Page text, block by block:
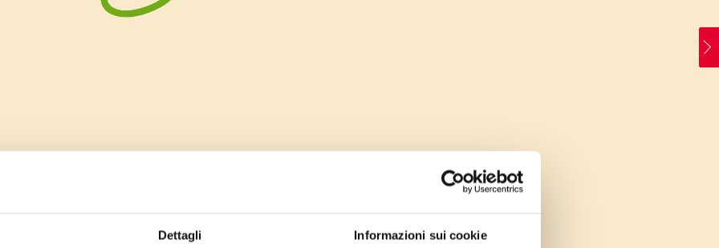
Dettagli Informazioni sui cookie